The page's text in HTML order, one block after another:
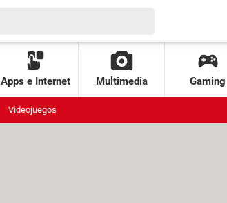
Apps e Internet Multimedia Gaming
Videojuegos